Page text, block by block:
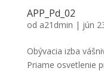
APP_Pd_02
od a21dmin | jún
Obývacia izba
Priame osvetlenie